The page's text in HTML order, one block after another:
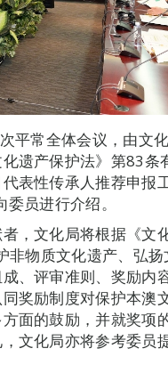
平常全体会议，由文
遗产保护法》第83条
表性传承人推荐申报
员进行介绍。
，文化局将根据《文
物质文化遗产、弘
、评审准则、奖励内
奖励制度对保护本澳
面的鼓励，并就奖项
文化局亦将参考委员